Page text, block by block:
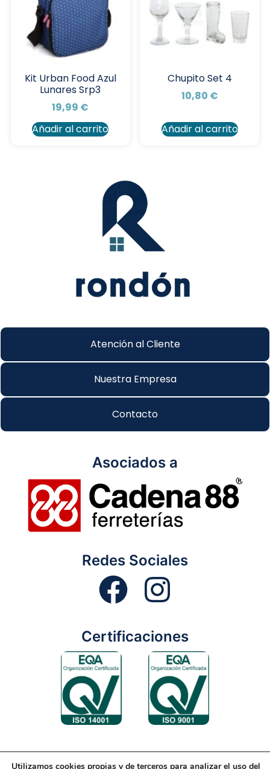
Kit Urban Food Azul
Lunares Srp3
19,99 €
Añadir al carrito
Chupito Set 4
10,80 €
Añadir al carrito
Atención al Cliente
Nuestra Empresa
Contacto
Asociados a
Redes Sociales
Certificaciones
Utilizamos cookies propias y de terceros para analizar el uso del